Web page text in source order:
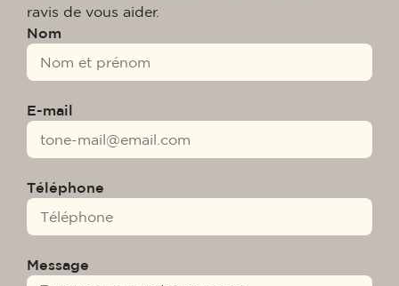
ravis de vous aider.
Nom
E-mail
Téléphone
Message